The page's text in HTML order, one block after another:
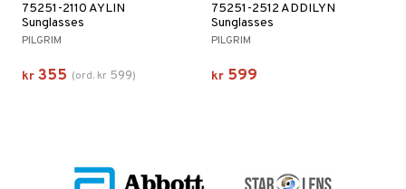
75251-2110 AYLIN
Sunglasses
PILGRIM
kr 355 (ord. kr 599)
75251-2512 ADDILYN
Sunglasses
PILGRIM
kr 599